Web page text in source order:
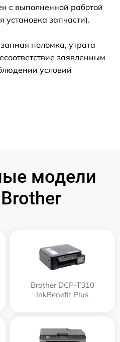
с выполненной работой
запчасти).
поломка, утрата
заявленным
условий
модели
Brother DCP-T310
InkBenefit Plus